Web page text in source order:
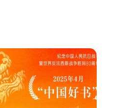
》：慕士塔格山下的少年成长